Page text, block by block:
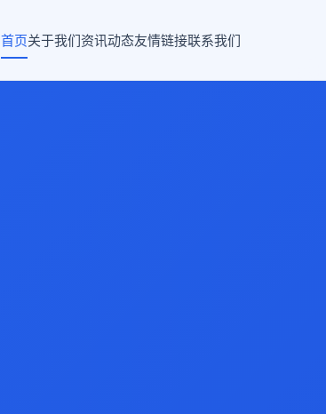
首页关于我们资讯动态友情链接联系我们